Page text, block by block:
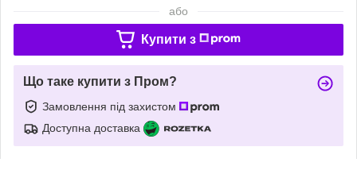
або
Купити з
Що таке купити з Пром?
Замовлення під захистом
Доступна доставка